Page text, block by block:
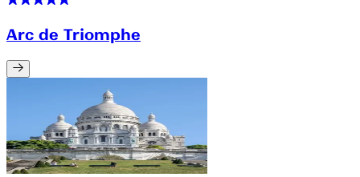
Arc de Triomphe